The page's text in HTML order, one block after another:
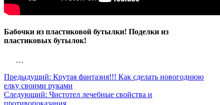
Бабочки из пластиковой бутылки! Поделки из
пластиковых бутылок!
…
Предыдущий: Крутая фантазия!!! Как сделать новогоднюю
елку своими руками
Следующий: Чистотел лечебные свойства и
противопоказания